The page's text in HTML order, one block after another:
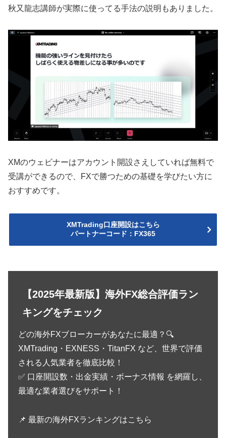
秋又龍志講師が実際に使ってる手法の説明もありました。
XMのウェビナーはアカウント開設さえしていれば無料で
受講ができるので、FXで勝つための基礎を学びたい方に
おすすめです。
XMTrading口座開設はこちら
パートナーコード：FX365
【2025年最新版】海外FX総合評価ラン
キングをチェック
どの海外FXブローカーがあなたに最適？🔍
XMTrading・EXNESS・TitanFX など、世界で評価
される人気業者を徹底比較！
✅ 口座開設数・出金実績・ボーナス情報 を網羅し、
最適な業者選びをサポート！
📌 最新の海外FXランキングはこちら